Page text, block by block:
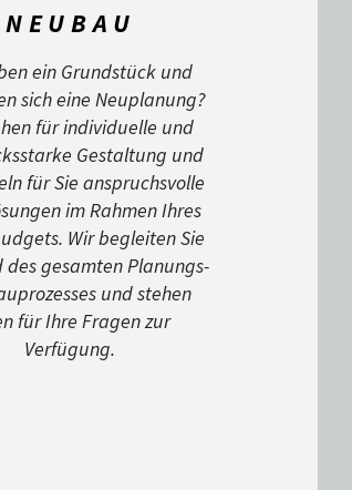
NEUBAU
ein Grundstück und
sich eine Neuplanung?
für individuelle und
Gestaltung und
für Sie anspruchsvolle
im Rahmen Ihres
Wir begleiten Sie
des gesamten Planungs-
und stehen
für Ihre Fragen zur
Verfügung.​